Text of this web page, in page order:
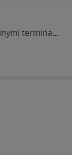
Brak dostępnych specjalistów z wolnymi terminami w tym centrum medycznym.